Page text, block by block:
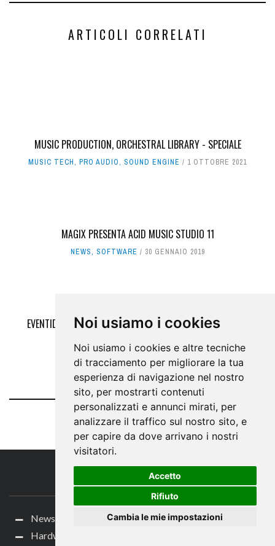
Noi usiamo i cookies
Noi usiamo i cookies e altre tecniche
di tracciamento per migliorare la tua
esperienza di navigazione nel nostro
sito, per mostrarti contenuti
personalizzati e annunci mirati, per
analizzare il traffico sul nostro sito, e
per capire da dove arrivano i nostri
visitatori.
Accetto
Rifiuto
Cambia le mie impostazioni
ARTICOLI CORRELATI
MUSIC PRODUCTION, ORCHESTRAL LIBRARY - SPECIALE
MUSIC TECH, PRO AUDIO, SOUND ENGINE 1 OTTOBRE 2021
MAGIX PRESENTA ACID MUSIC STUDIO 11
NEWS, SOFTWARE 30 GENNAIO 2019
EVENTIDE ANNUNCIA CRYSTALS, UNA COMBINAZIONE PITCH
NEWS SOFTWARE 17 GIUGNO 2020
IL SITO
News
Hardware